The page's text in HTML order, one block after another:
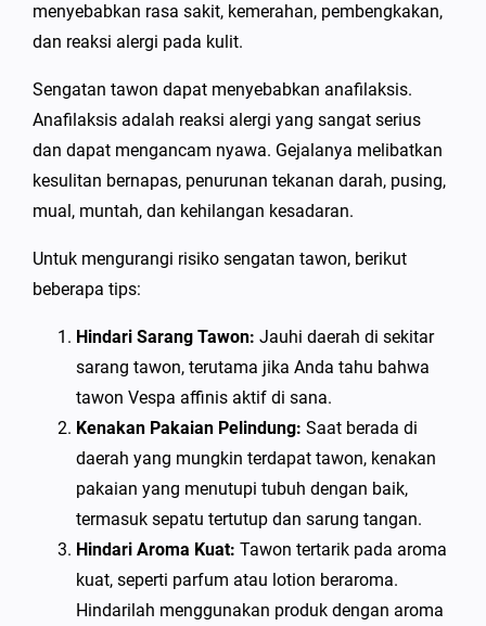
menyebabkan rasa sakit, kemerahan, pembengkakan,
dan reaksi alergi pada kulit.
Sengatan tawon dapat menyebabkan anafilaksis.
Anafilaksis adalah reaksi alergi yang sangat serius
dan dapat mengancam nyawa. Gejalanya melibatkan
kesulitan bernapas, penurunan tekanan darah, pusing,
mual, muntah, dan kehilangan kesadaran.
Untuk mengurangi risiko sengatan tawon, berikut
beberapa tips:
Hindari Sarang Tawon: Jauhi daerah di sekitar
sarang tawon, terutama jika Anda tahu bahwa
tawon Vespa affinis aktif di sana.
Kenakan Pakaian Pelindung: Saat berada di
daerah yang mungkin terdapat tawon, kenakan
pakaian yang menutupi tubuh dengan baik,
termasuk sepatu tertutup dan sarung tangan.
Hindari Aroma Kuat: Tawon tertarik pada aroma
kuat, seperti parfum atau lotion beraroma.
Hindarilah menggunakan produk dengan aroma